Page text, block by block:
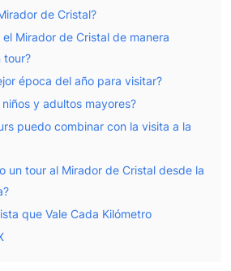
de Cristal?
el Mirador de Cristal de manera
tour?
época del año para visitar?
y adultos mayores?
puedo combinar con la visita a la
un tour al Mirador de Cristal desde la
que Vale Cada Kilómetro